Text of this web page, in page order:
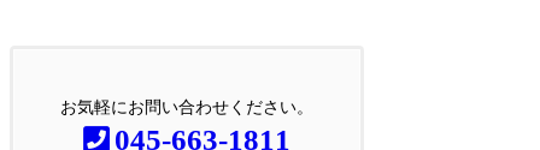
お気軽にお問い合わせください。
045-663-1811